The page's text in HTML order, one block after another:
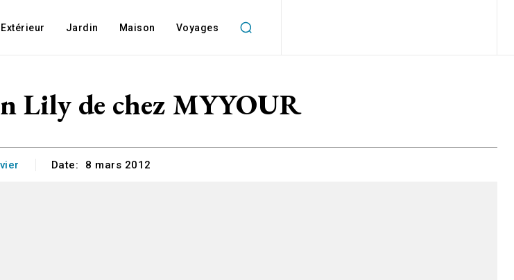
Extérieur Jardin Maison Voyages
Lily de chez MYYOUR
Date: 8 mars 2012